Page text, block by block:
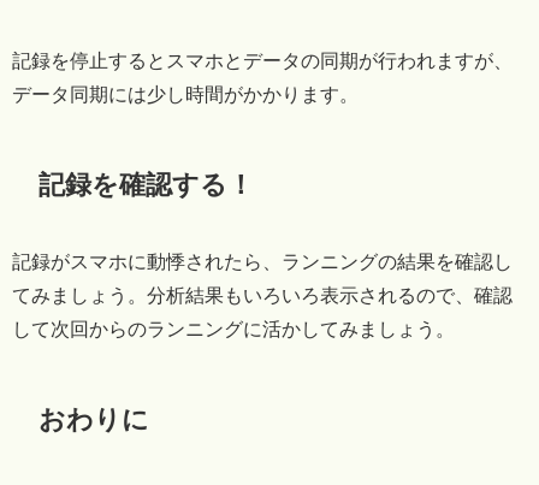
記録を停止するとスマホとデータの同期が行われますが、
データ同期には少し時間がかかります。
記録を確認する！
記録がスマホに動悸されたら、ランニングの結果を確認し
てみましょう。分析結果もいろいろ表示されるので、確認
して次回からのランニングに活かしてみましょう。
おわりに